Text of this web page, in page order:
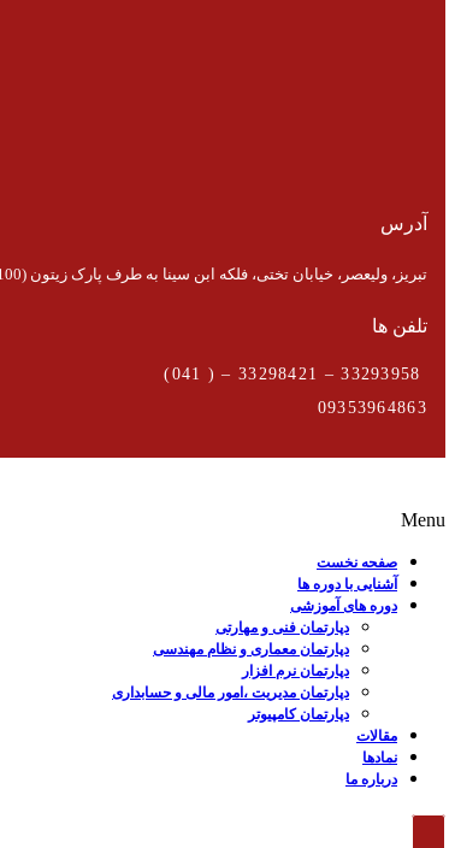
آدرس
تبریز، ولیعصر، خیابان تختی، فلکه ابن سینا به طرف پارک زیتون (100 متر نرسیده به پارک)
تلفن ها
09353964863
Menu
صفحه نخست
آشنایی با دوره ها
دوره های آموزشی
دپارتمان فنی و مهارتی
دپارتمان معماری و نظام مهندسی
دپارتمان نرم افزار
دپارتمان مدیریت ،امور مالی و حسابداری
دپارتمان کامپیوتر
مقالات
نمادها
درباره ما